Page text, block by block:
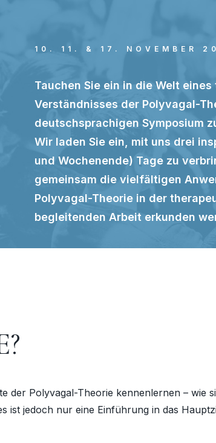
10. 11. & 17. NOVEMBER
Tauchen Sie ein in die Welt
Verständnisses der Polyvagal-
deutschsprachigen Symposium
Wir laden Sie ein, mit uns drei
und Wochenende) Tage zu
gemeinsam die vielfältigen
Polyvagal-Theorie in der
begleitenden Arbeit erkunden
der Polyvagal-Theorie kennenlernen – wie
ist jedoch nur eine Einführung in das